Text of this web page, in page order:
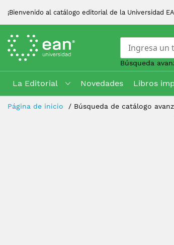
¡Bienvenido al catálogo editorial de la Universidad
Búsqueda
La Editorial Novedades Libros
Skip
Página de inicio Búsqueda de catálogo